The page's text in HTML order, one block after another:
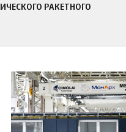
РАКЕТНОГО